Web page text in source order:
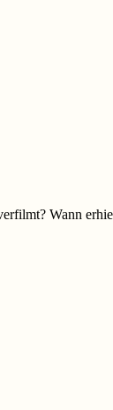
Wann